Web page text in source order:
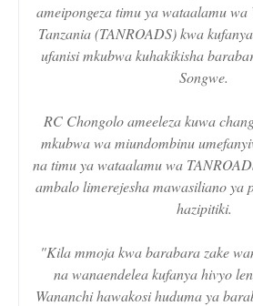
ameipongeza timu ya wataalamu
Tanzania (TANROADS) kwa
ufanisi mkubwa kuhakikisha
Songwe.
RC Chongolo ameeleza kuwa
mkubwa wa miundombinu
na timu ya wataalamu wa
ambalo limerejesha mawasiliano ya
hazipitiki.
"Kila mmoja kwa barabara zake
na wanaendelea kufanya hivyo
Wananchi hawakosi huduma ya